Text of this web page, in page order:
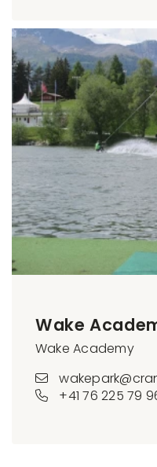
Wake
Wake Academy
+41 76 225 79